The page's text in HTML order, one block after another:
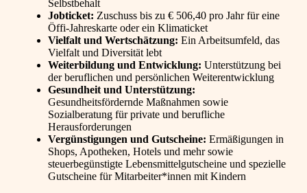
Selbstbehalt
Jobticket: Zuschuss bis zu € 506,40 pro Jahr für eine
Öffi-Jahreskarte oder ein Klimaticket
Vielfalt und Wertschätzung: Ein Arbeitsumfeld, das
Vielfalt und Diversität lebt
Weiterbildung und Entwicklung: Unterstützung bei
der beruflichen und persönlichen Weiterentwicklung
Gesundheit und Unterstützung:
Gesundheitsfördernde Maßnahmen sowie
Sozialberatung für private und berufliche
Herausforderungen
Vergünstigungen und Gutscheine: Ermäßigungen in
Shops, Apotheken, Hotels und mehr sowie
steuerbegünstigte Lebensmittelgutscheine und spezielle
Gutscheine für Mitarbeiter*innen mit Kindern